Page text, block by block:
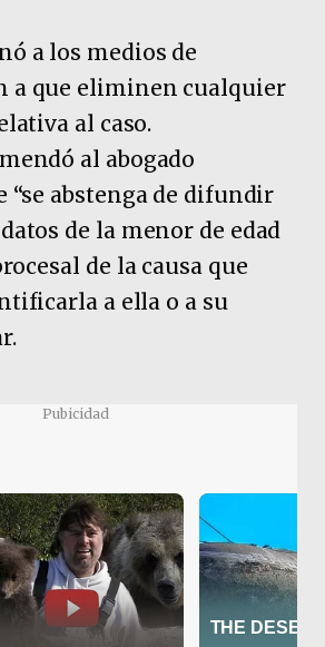
a los medios de
a que eliminen cualquier
al caso.
al abogado
“se abstenga de difundir
de la menor de edad
de la causa que
a ella o a su
Pubicidad